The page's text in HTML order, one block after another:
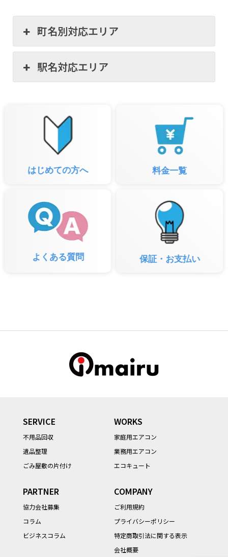
町名別対応エリア
駅名対応エリア
はじめての方へ 料金一覧
よくある質問 保証・お支払い
SERVICE
不用品回収
遺品整理
ごみ屋敷の片付け
WORKS
家庭用エアコン
業務用エアコン
エコキュート
PARTNER
協力会社募集
コラム
ビジネスコラム
COMPANY
ご利用規約
プライバシーポリシー
特定商取引法に関する表示
会社概要